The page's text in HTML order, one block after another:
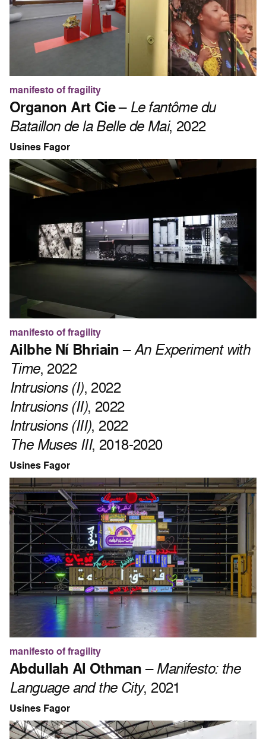
manifesto of fragility
Organon Art Cie– Le fantôme du
Bataillon de la Belle de Mai, 2022
Usines Fagor
manifesto of fragility
Ailbhe Ní Bhriain–An Experiment with
Time, 2022
Intrusions (I), 2022
Intrusions (II), 2022
Intrusions (III), 2022
The Muses III, 2018-2020
Usines Fagor
manifesto of fragility
Abdullah Al Othman–Manifesto: the
Language and the City, 2021
Usines Fagor